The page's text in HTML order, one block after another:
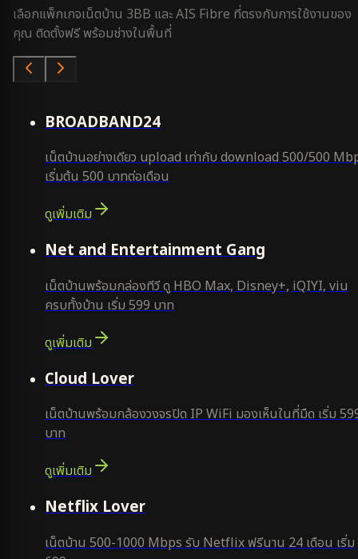
เลือกแพ็กเกจเน็ตบ้าน 3BB และ AIS Fibre ที่ตรงกับการใช้งานของ
คุณ ติดตั้งฟรี พร้อมช่างในพื้นที่
BROADBAND24
เน็ตบ้านอย่างเดียว upload เท่ากับ download 500/500
เริ่มต้น 500 บาทต่อเดือน
ดูเพิ่มเติม
Net and Entertainment Gang
เน็ตบ้านพร้อมกล่องทีวี ดู HBO Max, Disney+, iQIYI, viu
ครบทั้งบ้าน เริ่ม 599 บาท
ดูเพิ่มเติม
Cloud Lover
เน็ตบ้านพร้อมกล้องวงจรปิด IP WiFi มองเห็นในที่มืด เริ่ม
บาท
ดูเพิ่มเติม
Netflix Lover
เน็ตบ้าน 500-1000 Mbps รับ Netflix ฟรีนาน 24 เดือน เริ่ม